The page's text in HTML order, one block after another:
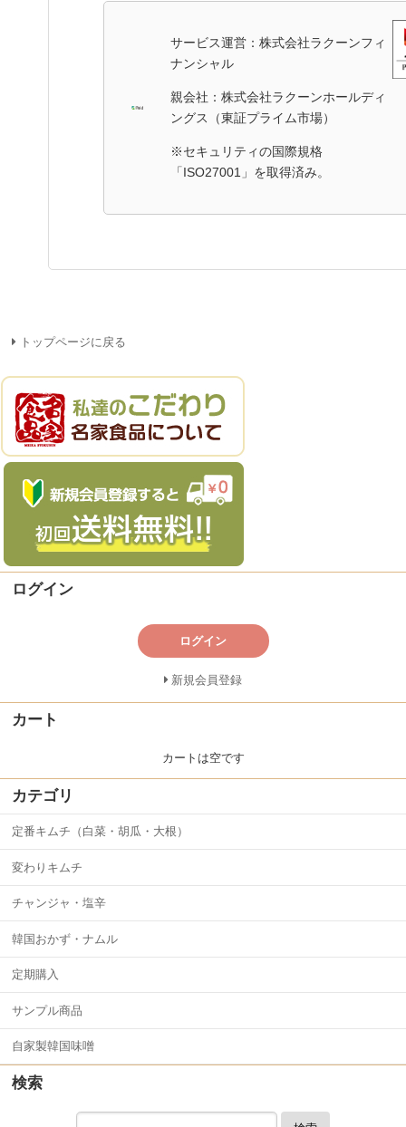
サービス運営：株式会社ラクーンフィ
ナンシャル
親会社：株式会社ラクーンホールディ
ングス（東証プライム市場）
※セキュリティの国際規格
「ISO27001」を取得済み。
トップページに戻る
ログイン
ログイン
新規会員登録
カート
カートは空です
カテゴリ
定番キムチ（白菜・胡瓜・大根）
変わりキムチ
チャンジャ・塩辛
韓国おかず・ナムル
定期購入
サンプル商品
自家製韓国味噌
検索